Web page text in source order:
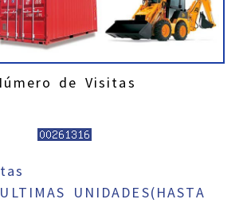
de Visitas
UNIDADES(HASTA